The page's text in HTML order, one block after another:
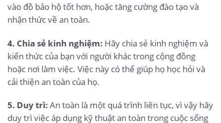
vào đồ bảo hộ tốt hơn, hoặc tăng cường đào tạo và
nhận thức về an toàn.
4. Chia sẻ kinh nghiệm: Hãy chia sẻ kinh nghiệm và
kiến thức của bạn với người khác trong cộng đồng
hoặc nơi làm việc. Việc này có thể giúp họ học hỏi và
cải thiện an toàn của họ.
5. Duy trì: An toàn là một quá trình liên tục, vì vậy hãy
duy trì việc áp dụng kỹ thuật an toàn trong cuộc sống